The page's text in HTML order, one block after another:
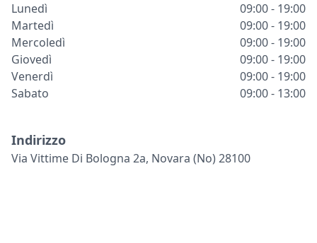
Lunedì
09:00 - 19:00
Martedì
09:00 - 19:00
Mercoledì
09:00 - 19:00
Giovedì
09:00 - 19:00
Venerdì
09:00 - 19:00
Sabato
09:00 - 13:00
Indirizzo
Via Vittime Di Bologna 2a, Novara (no) 28100